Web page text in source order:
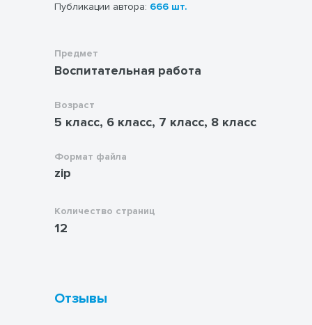
Публикации автора: 666 шт.
Предмет
Воспитательная работа
Возраст
5 класс, 6 класс, 7 класс, 8 класс
Формат файла
zip
Количество страниц
12
Отзывы